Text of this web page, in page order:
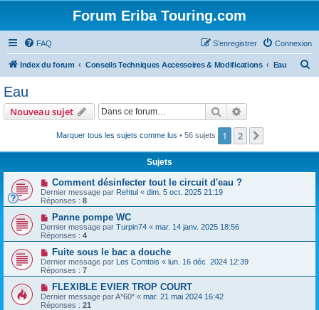
Forum Eriba Touring.com
FAQ Connexion
S’enregistrer
Index du forum Conseils Techniques Accessoires & Modifications Eau
Eau
Nouveau sujet Rechercher
Marquer tous les sujets comme lus • 56 sujets 1 2
Sujets
Comment désinfecter tout le circuit d'eau ?
Dernier message par Rehtul « dim. 5 oct. 2025 21:19
Réponses : 8
Panne pompe WC
Dernier message par Turpin74 « mar. 14 janv. 2025 18:56
Réponses : 4
Fuite sous le bac a douche
Dernier message par Les Comtois « lun. 16 déc. 2024 12:39
Réponses : 7
FLEXIBLE EVIER TROP COURT
Dernier message parA*60* « mar. 21 mai 2024 16:42
Réponses : 21